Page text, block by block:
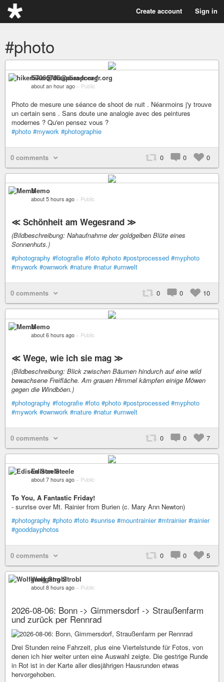
Create account Sign in
#photo
hiker5706@diaspora-fr.org
about an hour ago – Public
Photo de mesure une séance de shoot de nuit . Néanmoins j'y trouve
un certain sens . Sans doute une analogie avec des peintures
modernes ? Qu'en pensez vous ?
#photo #mywork #photographie
0 comments 0 0 0
Memo
about 5 hours ago – Public
≪ Schönheit am Wegesrand ≫
(Bildbeschreibung: Nahaufnahme der goldgelben Blüte eines
Sonnenhuts.)
#photography #fotografie #foto #photo #postprocessed #myphoto
#mywork #ownwork #nature #natur #umwelt
0 comments 0 0 10
Memo
about 6 hours ago – Public
≪ Wege, wie ich sie mag ≫
(Bildbeschreibung: Blick zwischen Bäumen hindurch auf eine wild
bewachsene Freifläche. Am grauen Himmel kämpfen einige Möwen
gegen die Windböen.)
#photography #fotografie #foto #photo #postprocessed #myphoto
#mywork #ownwork #nature #natur #umwelt
0 comments 0 0 7
Edison Steele
about 7 hours ago – Public
To You, A Fantastic Friday!
- sunrise over Mt. Rainier from Burien (c. Mary Ann Newton)
#photography #photo #foto #sunrise #mountrainier #mtrainier #rainier
#gooddayphotos
0 comments 0 0 5
Wolfgang Strobl
about 8 hours ago – Public
2026-08-06: Bonn -> Gimmersdorf -> Straußenfarm
und zurück per Rennrad
Drei Stunden reine Fahrzeit, plus eine Viertelstunde für Fotos, von
denen ich hier weiter unten eine Auswahl zeigte. Die gestrige Runde
in Rot ist in der Karte aller diesjährigen Hausrunden etwas
hervorgehoben.